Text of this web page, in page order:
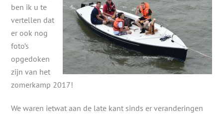
ben ik u te
vertellen dat
er ook nog
foto’s
opgedoken
zijn van het
zomerkamp 2017!
We waren ietwat aan de late kant sinds er veranderingen